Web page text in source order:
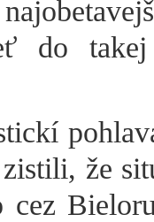
do
že
cez